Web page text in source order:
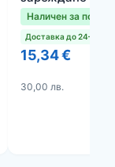
20000mAh
Наличен за
Доставка до 24–48
15,34 €
30,00 лв.